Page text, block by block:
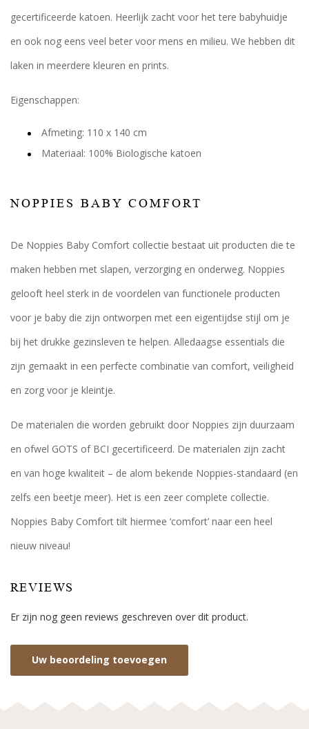
gecertificeerde katoen. Heerlijk zacht voor het tere babyhuidje
en ook nog eens veel beter voor mens en milieu. We hebben dit
laken in meerdere kleuren en prints.
Eigenschappen:
Afmeting: 110 x 140 cm
Materiaal: 100% Biologische katoen
NOPPIES BABY COMFORT
De Noppies Baby Comfort collectie bestaat uit producten die te
maken hebben met slapen, verzorging en onderweg. Noppies
gelooft heel sterk in de voordelen van functionele producten
voor je baby die zijn ontworpen met een eigentijdse stijl om je
bij het drukke gezinsleven te helpen. Alledaagse essentials die
zijn gemaakt in een perfecte combinatie van comfort, veiligheid
en zorg voor je kleintje.
De materialen die worden gebruikt door Noppies zijn duurzaam
en ofwel GOTS of BCI gecertificeerd. De materialen zijn zacht
en van hoge kwaliteit – de alom bekende Noppies-standaard (en
zelfs een beetje meer). Het is een zeer complete collectie.
Noppies Baby Comfort tilt hiermee ‘comfort’ naar een heel
nieuw niveau!
REVIEWS
Er zijn nog geen reviews geschreven over dit product.
Uw beoordeling toevoegen